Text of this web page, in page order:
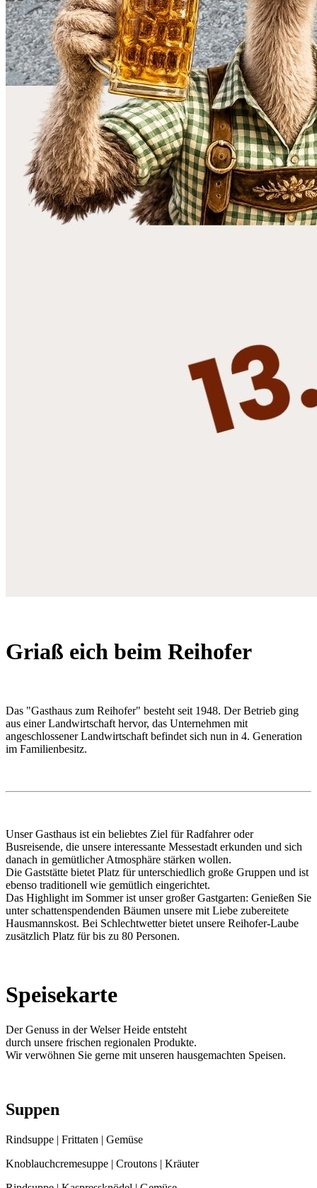
Griaß eich beim Reihofer
Das "Gasthaus zum Reihofer" besteht seit 1948. Der Betrieb ging
aus einer Landwirtschaft hervor, das Unternehmen mit
angeschlossener Landwirtschaft befindet sich nun in 4. Generation
im Familienbesitz.
Unser Gasthaus ist ein beliebtes Ziel für Radfahrer oder
Busreisende, die unsere interessante Messestadt erkunden und sich
danach in gemütlicher Atmosphäre stärken wollen.
Die Gaststätte bietet Platz für unterschiedlich große Gruppen und ist
ebenso traditionell wie gemütlich eingerichtet.
Das Highlight im Sommer ist unser großer Gastgarten: Genießen Sie
unter schattenspendenden Bäumen unsere mit Liebe zubereitete
Hausmannskost. Bei Schlechtwetter bietet unsere Reihofer-Laube
zusätzlich Platz für bis zu 80 Personen.
Speisekarte
Der Genuss in der Welser Heide entsteht
durch unsere frischen regionalen Produkte.
Wir verwöhnen Sie gerne mit unseren hausgemachten Speisen.
Suppen
Rindsuppe | Frittaten | Gemüse
Knoblauchcremesuppe | Croutons | Kräuter